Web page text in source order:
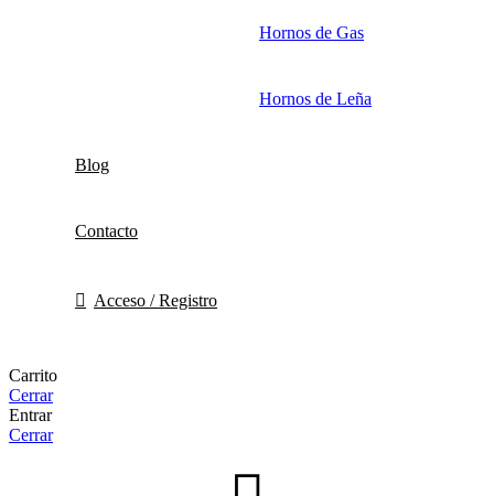
Hornos de Gas
Hornos de Leña
Blog
Contacto
Acceso / Registro
Carrito
Cerrar
Entrar
Cerrar